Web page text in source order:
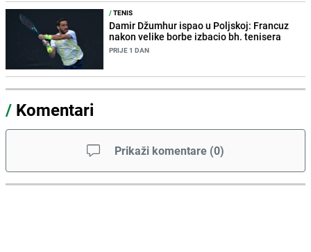
/TENIS
Damir Džumhur ispao u Poljskoj: Francuz
nakon velike borbe izbacio bh. tenisera
PRIJE 1 DAN
/ Komentari
Prikaži komentare (0)